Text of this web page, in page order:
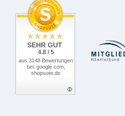
SEHR GUT
4.8 / 5
aus 3148 Bewertungen
bei: google.com,
shopvote.de